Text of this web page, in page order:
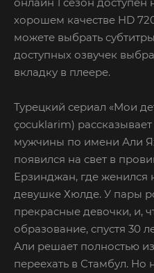
хорошем качестве HD
можете выбрать
доступных озвучек
вкладку в плеере.
Турецкий сериал «Мои
çocuklarim)
мужчины по имени Али
появился на свет в
Ерзинджан, где
девушке Хюлде. У пары
прекрасные девочки, и,
образование, спустя 30
Али решает полностью
переехать в Стамбул. Но